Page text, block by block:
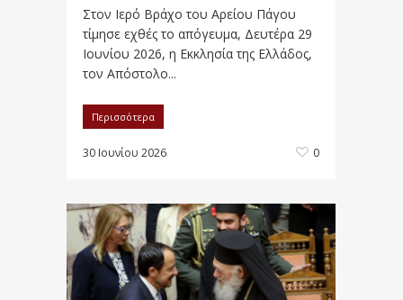
Στον Ιερό Βράχο του Αρείου Πάγου
τίμησε εχθές το απόγευμα, Δευτέρα 29
Ιουνίου 2026, η Εκκλησία της Ελλάδος,
τον Απόστολο...
Περισσότερα
30 Ιουνίου 2026 0